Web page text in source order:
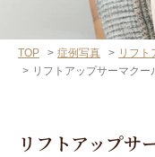
TOP 症例写真
リフ
リフトアップサーマクー
リフトアップサ